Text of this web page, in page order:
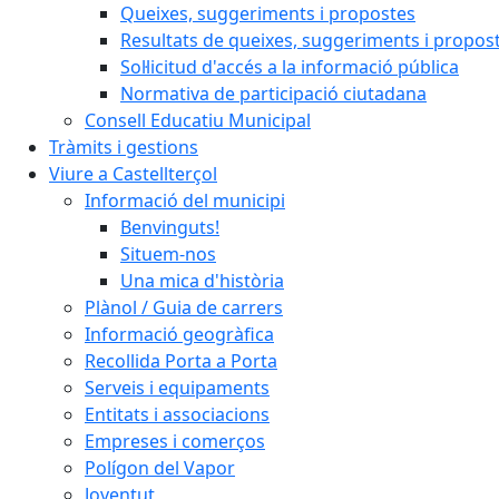
Queixes, suggeriments i propostes
Resultats de queixes, suggeriments i
Sol·licitud d'accés a la informació pública
Normativa de participació ciutadana
Consell Educatiu Municipal
Tràmits i gestions
Viure a Castellterçol
Informació del municipi
Benvinguts!
Situem-nos
Una mica d'història
Plànol / Guia de carrers
Informació geogràfica
Recollida Porta a Porta
Serveis i equipaments
Entitats i associacions
Empreses i comerços
Polígon del Vapor